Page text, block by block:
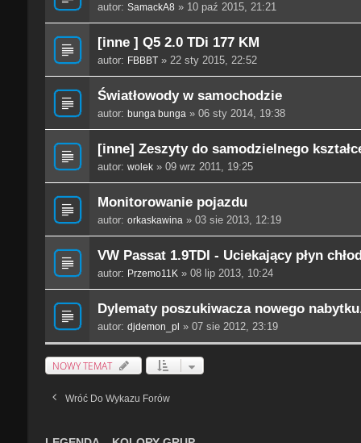
autor: SamackA8 » 10 paź 2015, 21:21
[inne ] Q5 2.0 TDi 177 KM
autor: FBBBT» 22 sty 2015, 22:52
Światłowody w samochodzie
autor: bunga bunga» 06 sty 2014, 19:38
[inne] Zeszyty do samodzielnego
autor: wolek» 09 wrz 2011, 19:25
Monitorowanie pojazdu
autor: orkaskawina» 03 sie 2013, 12:19
VW Passat 1.9TDI - Uciekający płyn
autor: Przemo11K» 08 lip 2013, 10:24
Dylematy poszukiwacza nowego
autor: djdemon_pl » 07 sie 2012, 23:19
NOWY TEMAT
Wróć Do Wykazu Forów